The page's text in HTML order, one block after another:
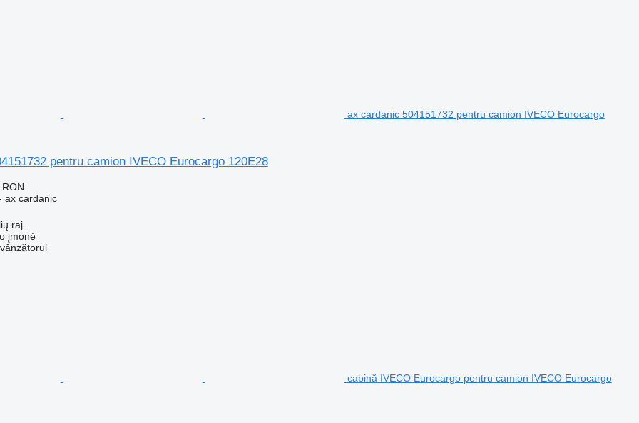
ax cardanic 504151732 pentru camion IVECO Eurocargo
pentru camion IVECO Eurocargo 120E28
ax cardanic
raj.
įmonė
cabină IVECO Eurocargo pentru camion IVECO Eurocargo